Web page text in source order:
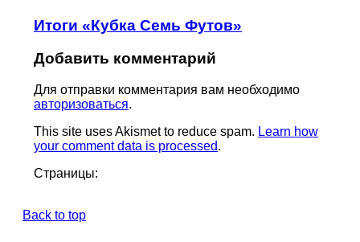
Итоги «Кубка Семь Футов»
Добавить комментарий
Для отправки комментария вам необходимо
авторизоваться.
This site uses Akismet to reduce spam. Learn how
your comment data is processed.
Страницы:
Back to top